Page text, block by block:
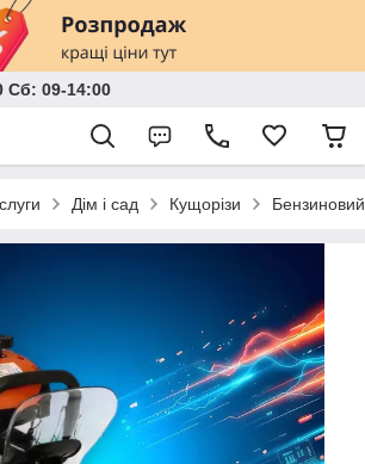
Сб: 09-14:00
Дім і сад Кущорізи